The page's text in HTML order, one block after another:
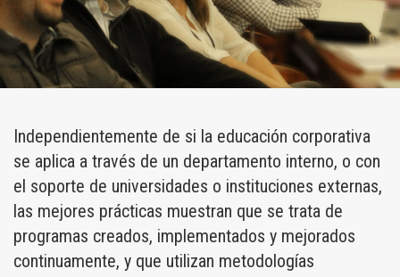
Independientemente de si la educación corporativa
se aplica a través de un departamento interno, o con
el soporte de universidades o instituciones externas,
las mejores prácticas muestran que se trata de
programas creados, implementados y mejorados
continuamente, y que utilizan metodologías